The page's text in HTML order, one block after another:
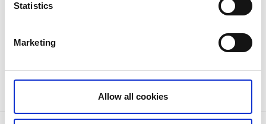
Statistics
Marketing
Allow all cookies
och Frid var postrånarna från Sandhem. Då
att båda skulle mista livet genom halshuggning. Efter
nådeansökan från Frid ändrades hans dödsdom till
blev avrättad och begravd på Svedmon på Hökensås